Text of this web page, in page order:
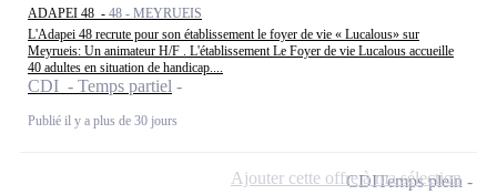
ADAPEI 48 - 48 - MEYRUEIS
L'Adapei 48 recrute pour son établissement le foyer de vie « Lucalous» sur
Meyrueis: Un animateur H/F . L'établissement Le Foyer de vie Lucalous accueille
40 adultes en situation de handicap....
CDI - Temps partiel
Publié il y a plus de 30 jours
CDITemps plein
Ajouter cette offre à ma sélection